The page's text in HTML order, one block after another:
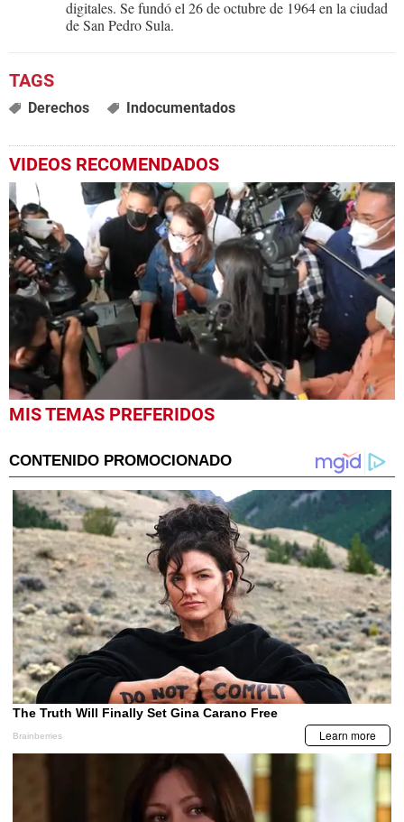
digitales. Se fundó el 26 de octubre de 1964 en la ciudad
de San Pedro Sula.
Derechos Indocumentados
VIDEOS RECOMENDADOS
0
seconds
minute,
16
seconds
MIS TEMAS PREFERIDOS